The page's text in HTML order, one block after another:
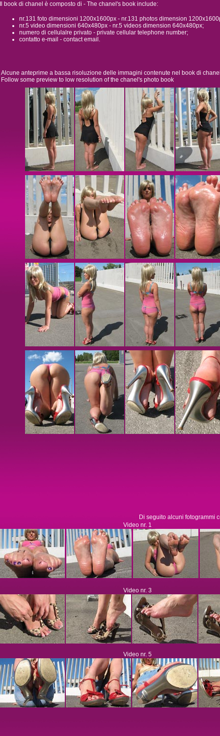
Il book di chanel è composto di - The chanel's book include:
nr.131 foto dimensioni 1200x1600px - nr.131 photos dimension
nr.5 video dimensioni 640x480px - nr.5 videos dimension 640x480px;
numero di cellulalre privato - private cellular telephone number;
contatto e-mail - contact email.
Alcune anteprime a bassa risoluzione delle immagini contenute nel book di
Follow some preview to low resolution of the chanel's photo book
Di seguito alcuni fotogrammi
Video nr. 1
Video nr. 3
Video nr. 5